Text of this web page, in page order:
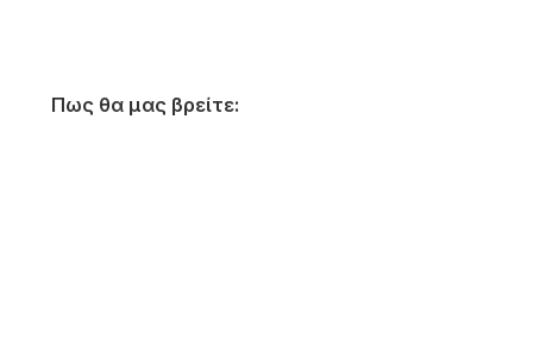
Πως θα μας βρείτε: